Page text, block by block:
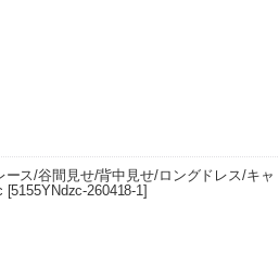
ース/谷間見せ/背中見せ/ロングドレス/キャ
[5155YNdzc-260418-1]